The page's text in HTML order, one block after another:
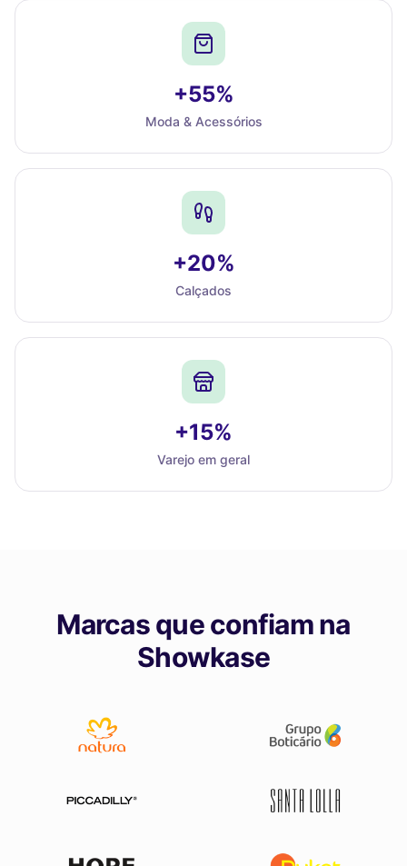
+55%
Moda & Acessórios
+20%
Calçados
+15%
Varejo em geral
Marcas que confiam na
Showkase